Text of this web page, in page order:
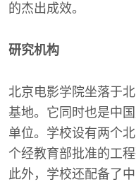
的杰出成效。
研究机构
北京电影学院坐落于
基地。它同时也是中
单位。学校设有两个
个经教育部批准的工
此外，学校还配备了